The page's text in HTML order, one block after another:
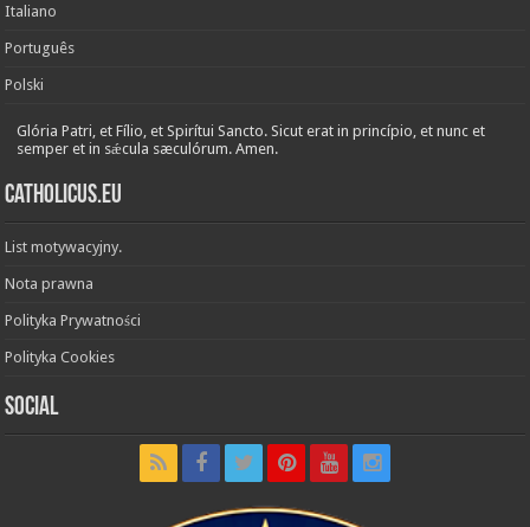
Italiano
Português
Polski
Glória Patri, et Fílio, et Spirítui Sancto. Sicut erat in princípio, et nunc et
semper et in sǽcula sæculórum. Amen.
Catholicus.eu
List motywacyjny.
Nota prawna
Polityka Prywatności
Polityka Cookies
Social